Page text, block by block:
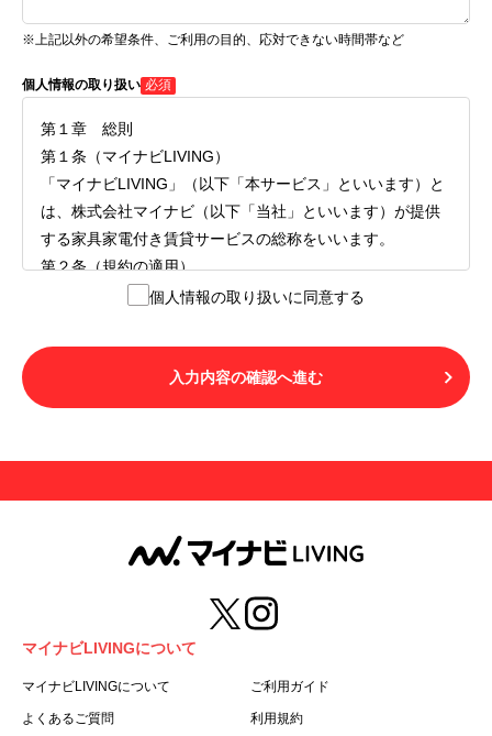
※上記以外の希望条件、ご利用の目的、応対できない時間帯など
個人情報の取り扱い 必須
第１章 総則
第１条（マイナビLIVING）
「マイナビLIVING」（以下「本サービス」といいます）と
は、株式会社マイナビ（以下「当社」といいます）が提供
する家具家電付き賃貸サービスの総称をいいます。
第２条（規約の適用）
１.本サービスを利用する者（以下「利用者」といいます）
LIVINGご契約にあたり取得する個人情報の取り扱いについ
て」の内容をすべて承諾したものとみなされます。不承諾
の意思表示は、本サービスを利用しないことをもってのみ
用することはできません。
第３条（用語の定義）
１.「本サ―ビス」とは、第１章第１条で規定する当社が運
営するマイナビLIVINGを意味します。
２.「利用者」とは、第１章第２条に規定する本サービスを
利用する個人を意味します。
３.「本サイト」とは、当社が運営する本サービスに関する
個人情報の取り扱いに同意する
入力内容の確認へ進む
マイナビLIVINGについて
マイナビLIVINGについて ご利用ガイド
よくあるご質問 利用規約